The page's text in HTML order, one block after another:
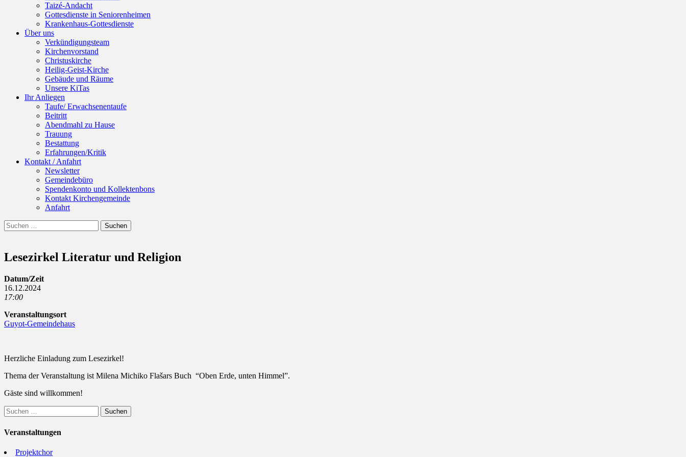
Taizé-Andacht
Gottesdienste in Seniorenheimen
Krankenhaus-Gottesdienste
Über uns
Verkündigungsteam
Kirchenvorstand
Christuskirche
Heilig-Geist-Kirche
Gebäude und Räume
Unsere KiTas
Ihr Anliegen
Taufe/ Erwachsenentaufe
Beitritt
Abendmahl zu Hause
Trauung
Bestattung
Erfahrungen/Kritik
Kontakt / Anfahrt
Newsletter
Gemeindebüro
Spendenkonto und Kollektenbons
Kontakt Kirchengemeinde
Anfahrt
Suchen
Suchen
nach:
Lesezirkel Literatur und Religion
Datum/Zeit
16.12.2024
17:00
Veranstaltungsort
Guyot-Gemeindehaus
Herzliche Einladung zum Lesezirkel!
Thema der Veranstaltung ist Milena Michiko Flašars Buch “Oben Erde, unten Himmel”.
Gäste sind willkommen!
Suchen
nach:
Veranstaltungen
Projektchor